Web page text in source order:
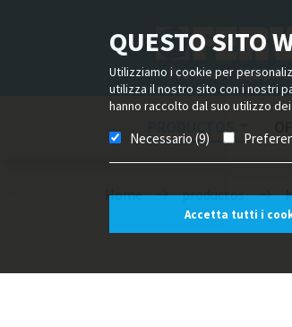
QUESTO SITO
Utilizziamo i cookie per
utilizza il nostro sito con i nostri
hanno raccolto dal suo utilizzo
Necessario (9)
Accetta tutti i
PRODUCTOS
Home productos